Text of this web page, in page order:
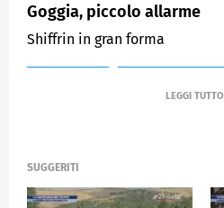
Goggia, piccolo allarme
Shiffrin in gran forma
SUGGERITI